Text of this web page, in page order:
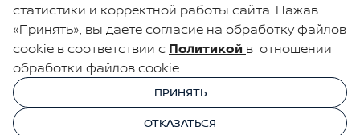
ЭЛЕКТРОННАЯ КНИГА ОТЗЫВОВ
© 2026, УНП 191111259
ООО "ДрайвМоторс"
УНП 191111259 ООО "ДрайвМоторс"
статистики и корректной работы сайта. Нажав
«Принять», вы даете согласие на обработку файлов
cookie в соответствии с Политикой в отношении
обработки файлов cookie.
ПРИНЯТЬ
ОТКАЗАТЬСЯ